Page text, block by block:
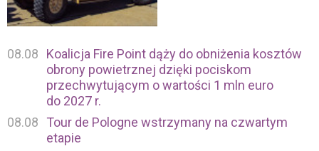
08.08
Koalicja Fire Point dąży do obniżenia kosztów
obrony powietrznej dzięki pociskom
przechwytującym o wartości 1 mln euro
do 2027 r.
08.08
Tour de Pologne wstrzymany na czwartym
etapie